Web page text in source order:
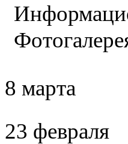
8 марта
23 февраля